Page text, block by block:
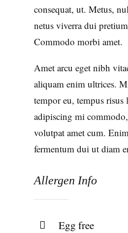
consequat, ut. Metus,
netus viverra dui
Commodo morbi amet.
Amet arcu eget nibh
aliquam enim ultrices.
tempor eu, tempus risus
adipiscing mi
volutpat amet cum.
fermentum dui ut diam
Allergen Info
Egg free